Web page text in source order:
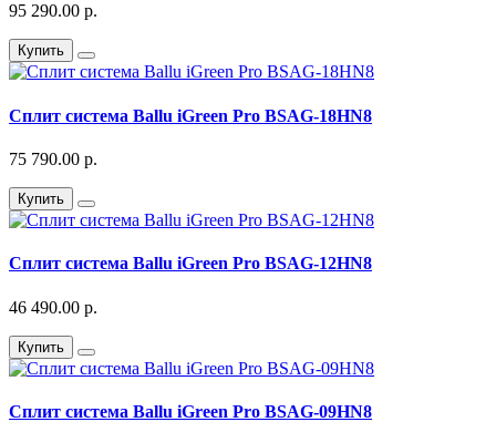
95 290.00 р.
Купить
Сплит система Ballu iGreen Pro BSAG-18HN8
75 790.00 р.
Купить
Сплит система Ballu iGreen Pro BSAG-12HN8
46 490.00 р.
Купить
Сплит система Ballu iGreen Pro BSAG-09HN8